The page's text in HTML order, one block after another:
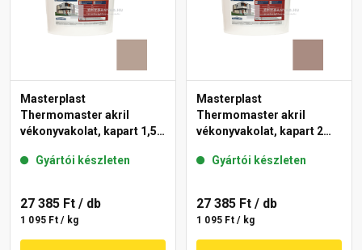
Masterplast
Thermomaster akril
vékonyvakolat, kapart 1,5
Gyártói készleten
27 385 Ft / db
1 095 Ft / kg
Masterplast
Thermomaster akril
vékonyvakolat, kapart 2
Gyártói készleten
27 385 Ft / db
1 095 Ft / kg